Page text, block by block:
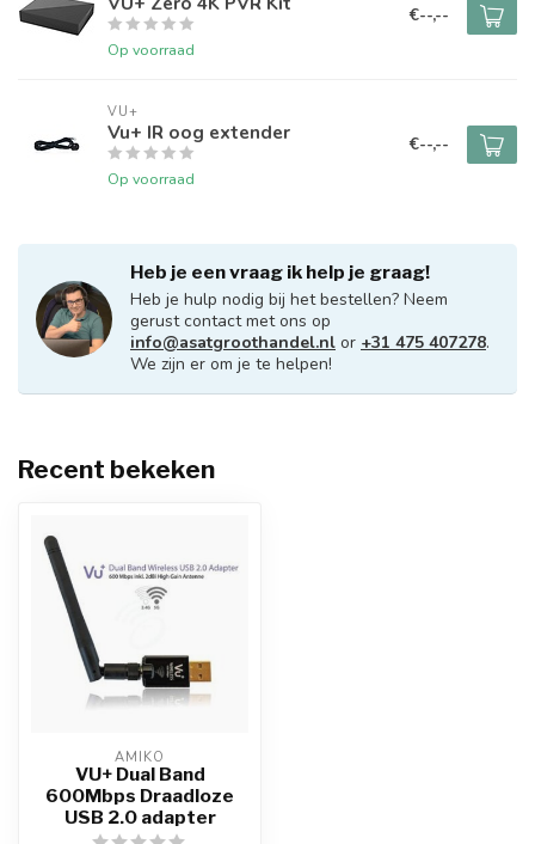
Op voorraad
€--,--
VU+
Vu+ IR oog extender
Op voorraad
€--,--
Heb je een vraag ik help je graag!
Heb je hulp nodig bij het bestellen? Neem
gerust contact met ons op
info@asatgroothandel.nl or +31 475 407278.
We zijn er om je te helpen!
Recent bekeken
AMIKO
VU+ Dual Band
600Mbps Draadloze
USB 2.0 adapter